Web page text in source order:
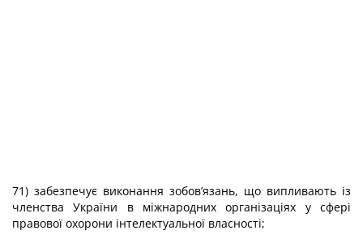
71) забезпечує виконання зобов’язань, що випливають із
членства України в міжнародних організаціях у сфері
правової охорони інтелектуальної власності;